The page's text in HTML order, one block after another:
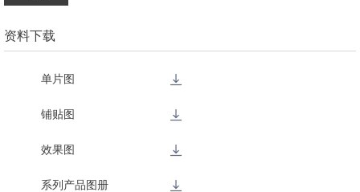
资料下载
单片图
铺贴图
效果图
系列产品图册